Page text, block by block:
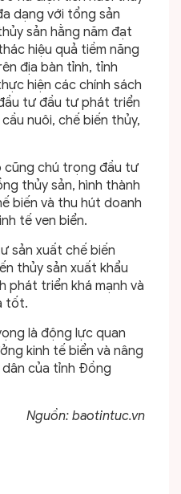
dạng với tổng sản
sản hằng năm đạt
hiệu quả tiềm năng
địa bàn tỉnh, tỉnh
hiện các chính sách
tư đầu tư phát triển
nuôi, chế biến thủy,
cũng chú trọng đầu tư
thủy sản, hình thành
biến và thu hút doanh
tế ven biển.
sản xuất chế biến
thủy sản xuất khẩu
phát triển khá mạnh và
tốt.
là động lực quan
kinh tế biển và nâng
của tỉnh Đồng
Nguồn: baotintuc.vn